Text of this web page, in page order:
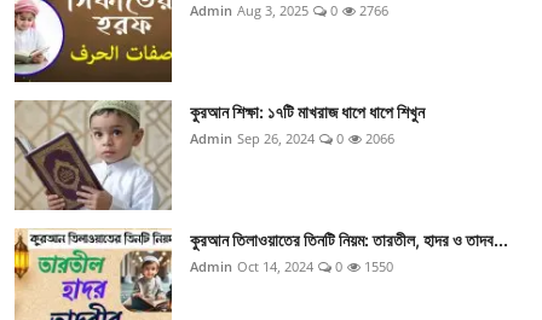
Admin Aug 3, 2025 0 2766
কুরআন শিক্ষা: ১৭টি মাখরাজ ধাপে ধাপে শিখুন
Admin Sep 26, 2024 0 2066
কুরআন তিলাওয়াতের তিনটি নিয়ম: তারতীল, হাদর ও তাদব...
Admin Oct 14, 2024 0 1550